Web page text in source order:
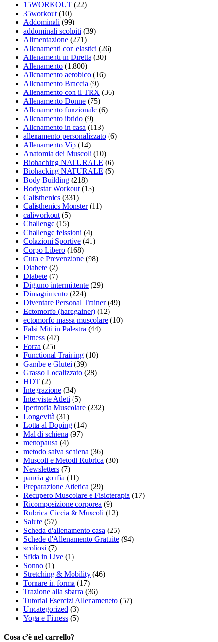
15WORKOUT (22)
35workout (10)
Addominali (99)
addominali scolpiti (39)
Alimentazione (271)
Allenamenti con elastici (26)
Allenamenti in Diretta (30)
Allenamento (1.800)
Allenamento aerobico (16)
Allenamento Braccia (9)
Allenamento con il TRX (36)
Allenamento Donne (75)
Allenamento funzionale (6)
Allenamento ibrido (9)
Allenamento in casa (113)
allenamento personalizzato (6)
Allenamento Vip (14)
Anatomia dei Muscoli (10)
Biohaching NATURALE (6)
Biohacking NATURALE (5)
Body Building (218)
Bodystar Workout (13)
Calisthenics (331)
Calisthenics Monster(11)
caliworkout (5)
Challenge (15)
Challenge felssioni (4)
Colazioni Sportive (41)
Corpo Libero (168)
Cura e Prevenzione (98)
Diabete (2)
Diabete (7)
Digiuno intermittente (29)
Dimagrimento (224)
Diventare Personal Trainer(49)
Ectomorfo (hardgainer) (12)
ectomorfo massa muscolare (10)
Falsi Miti in Palestra (44)
Fitness (47)
Forza (25)
Functional Training (10)
Gambe e Glutei (39)
Grasso Localizzato (28)
HDT (2)
Integrazione (34)
Interviste Atleti (5)
Ipertrofia Muscolare (232)
Longevità (31)
Lotta al Doping (14)
Mal di schiena (97)
menopausa (4)
metodo salva schiena (36)
Muscoli e Metodi Rubrica (30)
Newsletters (7)
pancia gonfia (11)
Preparazione Atletica (29)
Recupero Muscolare e Fisioterapia (17)
Ricomposizione corporea (9)
Rubrica Ciccia & Muscoli (12)
Salute (57)
Scheda d'allenamento casa (25)
Schede d'Allenamento Gratuite (94)
scoliosi (7)
Sfida in Live (1)
Sonno (1)
Stretching & Mobility (46)
Tornare in forma (17)
Trazione alla sbarra (36)
Tutorial Esercizi Allenameneto (57)
Uncategorized (3)
Yoga e Fitness (5)
Cosa c’è nel carrello?